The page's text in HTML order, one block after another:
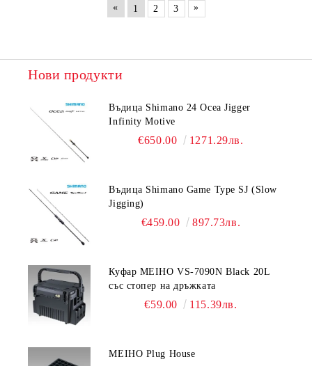
« 1 2 3 »
Нови продукти
Въдица Shimano 24 Ocea Jigger
Infinity Motive
€650.00 1271.29лв.
Въдица Shimano Game Type SJ (Slow
Jigging)
€459.00 897.73лв.
Куфар MEIHO VS-7090N Black 20L
със стопер на дръжката
€59.00 115.39лв.
MEIHO Plug House